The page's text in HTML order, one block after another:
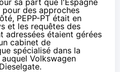
des approches
PEPP-PT était en
et les requêtes des
adressées étaient gérées
cabinet de
spécialisé dans la
Volkswagen